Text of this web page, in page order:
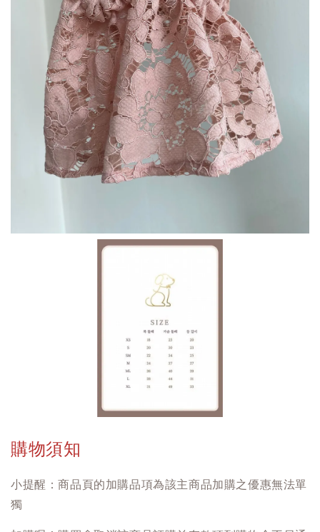
購物須知
小提醒：商品頁的加購品項為該主商品加購之優惠無法單
獨